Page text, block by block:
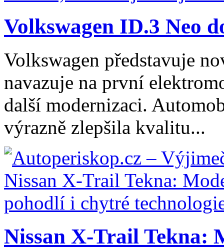
Volkswagen ID.3 Neo
Volkswagen představuje
navazuje na první
další modernizaci.
výrazně zlepšila kvalitu...
Nissan X-Trail Tekna: